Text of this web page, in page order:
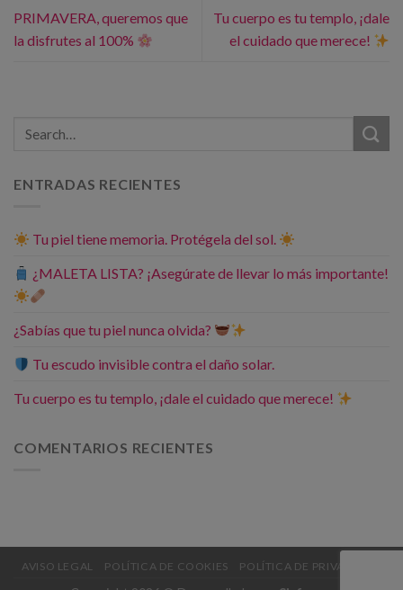
PRIMAVERA, queremos que
la disfrutes al 100%
Tu cuerpo es tu templo, ¡dale
el cuidado que merece!
ENTRADAS RECIENTES
Tu piel tiene memoria. Protégela del sol.
¿MALETA LISTA? ¡Asegúrate de llevar lo más importante!
¿Sabías que tu piel nunca olvida?
Tu escudo invisible contra el daño solar.
Tu cuerpo es tu templo, ¡dale el cuidado que merece!
COMENTARIOS RECIENTES
AVISO LEGAL POLÍTICA DE COOKIES POLÍTICA DE PRIVACIDAD